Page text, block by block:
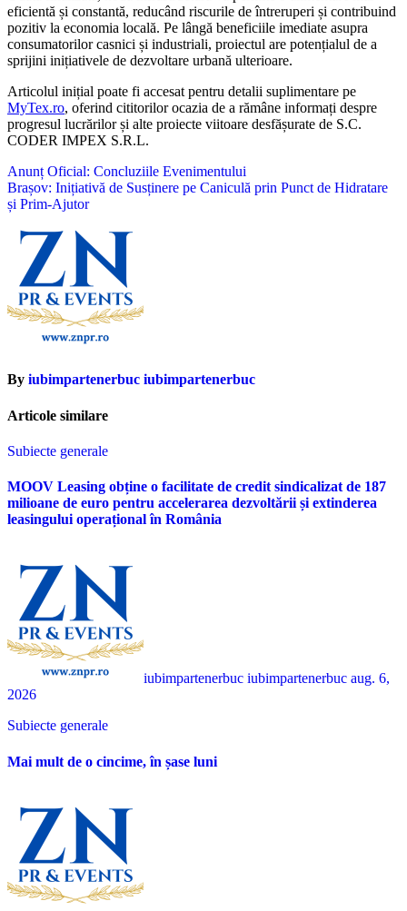
eficientă și constantă, reducând riscurile de întreruperi și contribuind
pozitiv la economia locală. Pe lângă beneficiile imediate asupra
consumatorilor casnici și industriali, proiectul are potențialul de a
sprijini inițiativele de dezvoltare urbană ulterioare.
Articolul inițial poate fi accesat pentru detalii suplimentare pe
MyTex.ro, oferind cititorilor ocazia de a rămâne informați despre
progresul lucrărilor și alte proiecte viitoare desfășurate de S.C.
CODER IMPEX S.R.L.
Navigare
în
Anunț Oficial: Concluziile Evenimentului
Brașov: Inițiativă de Susținere pe Caniculă prin Punct de Hidratare
și Prim-Ajutor
By iubimpartenerbuc iubimpartenerbuc
Articole similare
Subiecte generale
MOOV Leasing obține o facilitate de credit sindicalizat de 187
milioane de euro pentru accelerarea dezvoltării și extinderea
leasingului operațional în România
iubimpartenerbuc iubimpartenerbuc aug. 6,
2026
Subiecte generale
Mai mult de o cincime, în șase luni